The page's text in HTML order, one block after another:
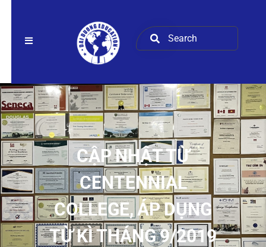
CẬP NHẬT TỪ
CENTENNIAL
COLLEGE, ÁP DỤNG
TỪ KÌ THÁNG 9/2019